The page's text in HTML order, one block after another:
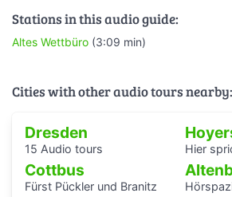
Stations in this audio guide:
Altes Wettbüro (3:09 min)
Cities with other audio tours nearby:
Dresden
15 Audio tours Hier
Cottbus
Fürst Pückler und Branitz